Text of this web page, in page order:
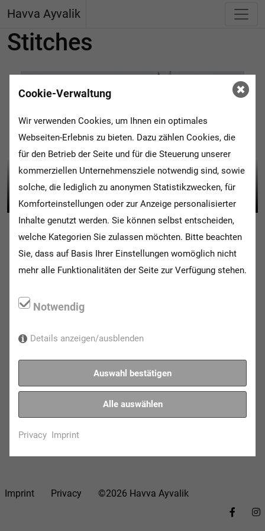
Havva Ayvalik
Stitches
Imprint Privacy ©2026 Havva Ayvalik
Cookie-Verwaltung
Wir verwenden Cookies, um Ihnen ein optimales
Webseiten-Erlebnis zu bieten. Dazu zählen Cookies, die
für den Betrieb der Seite und für die Steuerung unserer
kommerziellen Unternehmensziele notwendig sind, sowie
solche, die lediglich zu anonymen Statistikzwecken, für
Komforteinstellungen oder zur Anzeige personalisierter
Inhalte genutzt werden. Sie können selbst entscheiden,
welche Kategorien Sie zulassen möchten. Bitte beachten
Sie, dass auf Basis Ihrer Einstellungen womöglich nicht
mehr alle Funktionalitäten der Seite zur Verfügung stehen.
Notwendig
Details anzeigen/ausblenden
Auswahl bestätigen
Alle auswählen
Privacy Imprint